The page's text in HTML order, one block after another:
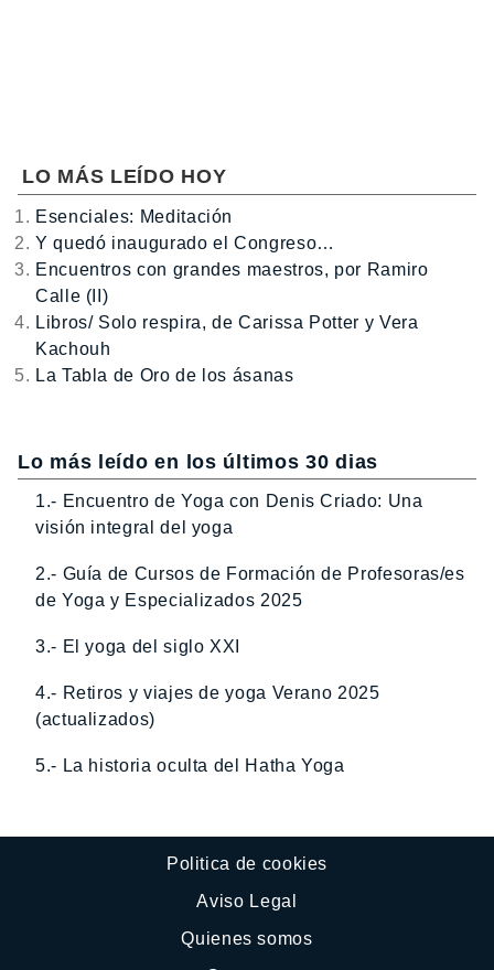
LO MÁS LEÍDO HOY
Esenciales: Meditación
Y quedó inaugurado el Congreso…
Encuentros con grandes maestros, por Ramiro
Calle (II)
Libros/ Solo respira, de Carissa Potter y Vera
Kachouh
La Tabla de Oro de los ásanas
Lo más leído en los últimos 30 dias
1.- Encuentro de Yoga con Denis Criado: Una
visión integral del yoga
2.- Guía de Cursos de Formación de Profesoras/es
de Yoga y Especializados 2025
3.- El yoga del siglo XXI
4.- Retiros y viajes de yoga Verano 2025
(actualizados)
5.- La historia oculta del Hatha Yoga
Politica de cookies
Aviso Legal
Quienes somos